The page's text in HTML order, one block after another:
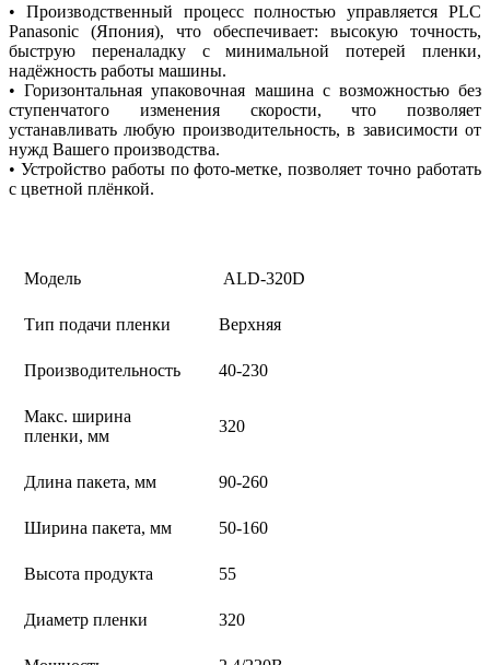
• Производственный процесс полностью управляется PLC
Panasonic (Япония), что обеспечивает: высокую точность,
быструю переналадку с минимальной потерей пленки,
надёжность работы машины.
• Горизонтальная упаковочная машина с возможностью без
ступенчатого изменения скорости, что позволяет
устанавливать любую производительность, в зависимости от
нужд Вашего производства.
• Устройство работы по фото-метке, позволяет точно работать
с цветной плёнкой.
Модель ALD-320D
Тип подачи пленки Верхняя
Производительность 40-230
Макс. ширина
пленки, мм
320
Длина пакета, мм 90-260
Ширина пакета, мм 50-160
Высота продукта 55
Диаметр пленки 320